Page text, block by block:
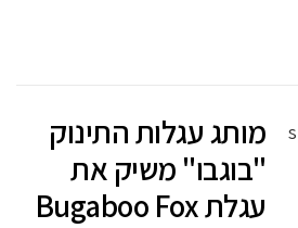
מותג עגלות התינוק
"בוגבו" משיק את
עגלת Bugaboo Fox